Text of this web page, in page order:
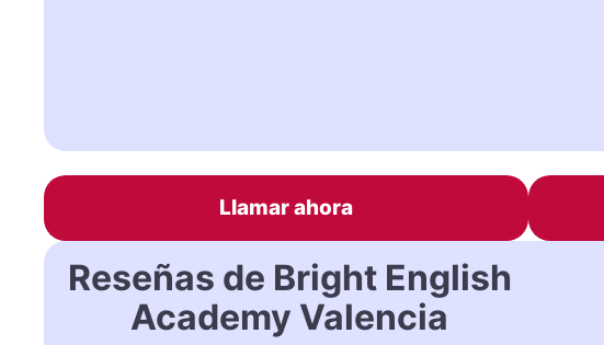
Llamar ahora
Reseñas de Bright English
Academy Valencia